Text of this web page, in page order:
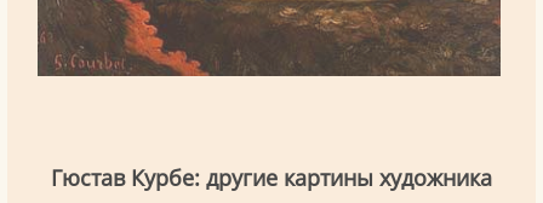
Гюстав Курбе: другие картины художника